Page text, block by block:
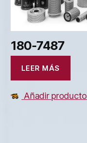
180-7487
LEER MÁS
Añadir producto